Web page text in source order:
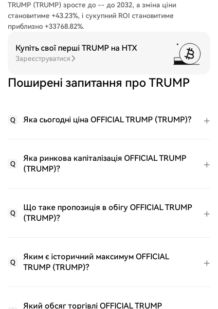
TRUMP (TRUMP) зросте до -- до 2032, а зміна ціни
становитиме +43.23%, і сукупний ROI становитиме
приблизно +33768.82%.
Купіть свої перші TRUMP на HTX
Зареєструватися
Поширені запитання про TRUMP
Q Яка сьогодні ціна OFFICIAL TRUMP (TRUMP)?
Q
Яка ринкова капіталізація OFFICIAL TRUMP
(TRUMP)?
Q
Що таке пропозиція в обігу OFFICIAL TRUMP
(TRUMP)?
Q
Яким є історичний максимум OFFICIAL
TRUMP (TRUMP)?
Який обсяг торгівлі OFFICIAL TRUMP